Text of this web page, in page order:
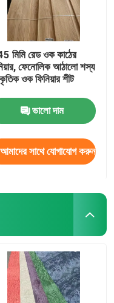
মিমি রেড ওক কাঠের
ফেনোলিক আঠালো শস্য
ওক ফিনিয়ার শীট
ভালো দাম
আমাদের সাথে যোগাযোগ করুন